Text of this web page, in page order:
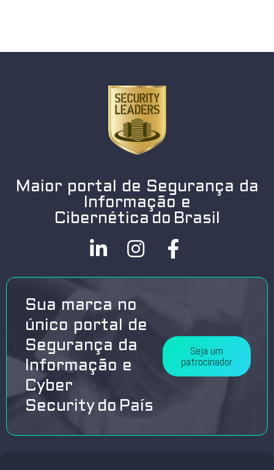
Maior portal de Segurança da
Informação e
Cibernética do Brasil
Sua marca no
único portal de
Segurança da
Informação e
Cyber
Security do País
Seja um
patrocinador